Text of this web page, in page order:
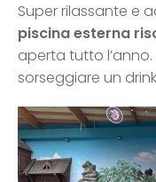
Super rilassante e
piscina esterna
aperta tutto
sorseggiare un